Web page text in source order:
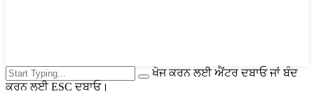
ਖੋਜ ਕਰਨ ਲਈ ਐਂਟਰ ਦਬਾਓ ਜਾਂ ਬੰਦ
ਕਰਨ ਲਈ ESC ਦਬਾਓ।